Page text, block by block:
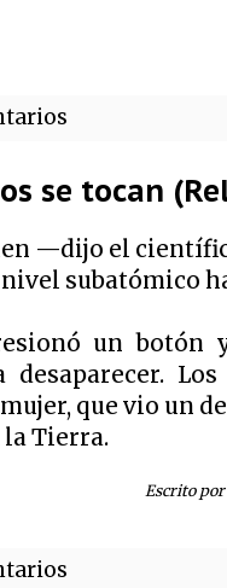
se tocan
—dijo el
subatómico
un botón
desaparecer.
que vio un
la Tierra.
Escrito